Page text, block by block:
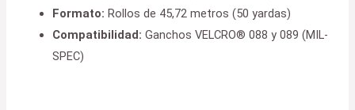
Formato:Rollos de 45,72 metros (50 yardas)
Compatibilidad:Ganchos VELCRO® 088 y 089 (MIL-
SPEC)